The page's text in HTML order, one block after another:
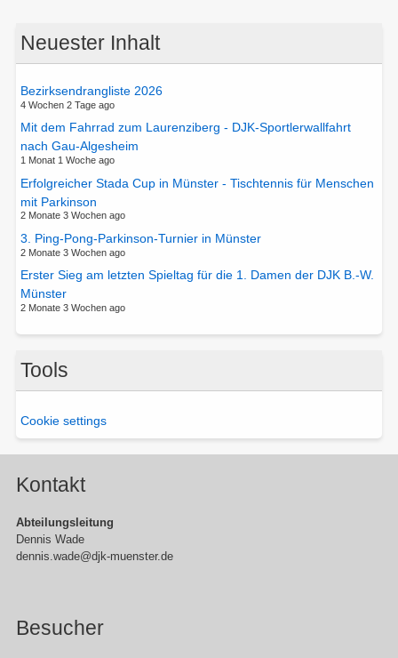
Neuester Inhalt
Bezirksendrangliste 2026
4 Wochen 2 Tage ago
Mit dem Fahrrad zum Laurenziberg - DJK-Sportlerwallfahrt
nach Gau-Algesheim
1 Monat 1 Woche ago
Erfolgreicher Stada Cup in Münster - Tischtennis für Menschen
mit Parkinson
2 Monate 3 Wochen ago
3. Ping-Pong-Parkinson-Turnier in Münster
2 Monate 3 Wochen ago
Erster Sieg am letzten Spieltag für die 1. Damen der DJK B.-W.
Münster
2 Monate 3 Wochen ago
Tools
Cookie settings
Kontakt
Abteilungsleitung
Dennis Wade
dennis.wade@djk-muenster.de
Besucher